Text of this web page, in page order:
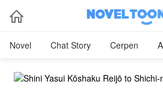

Novel Chat Story Cerpen